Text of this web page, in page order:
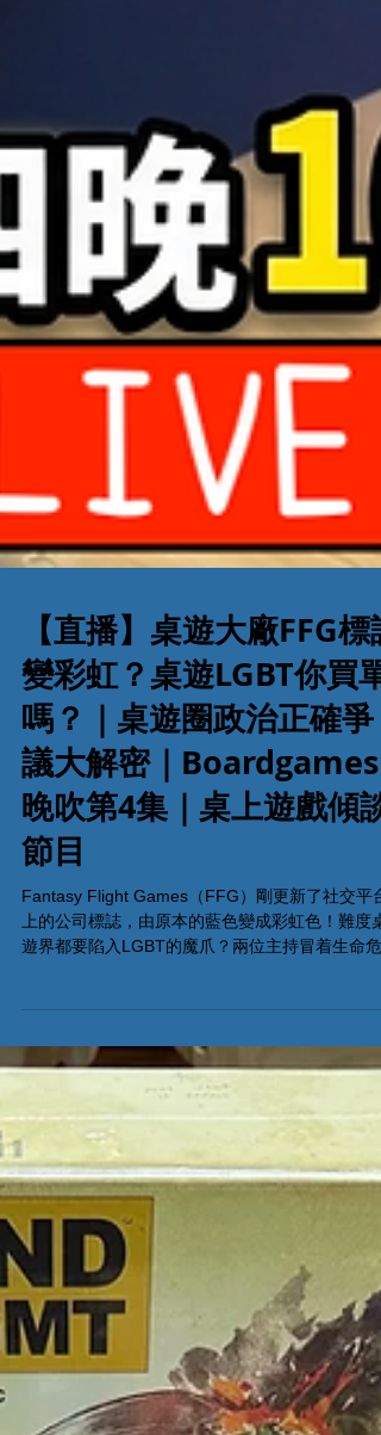
【直播】桌遊大廠FFG標誌
變彩虹？桌遊LGBT你買單
嗎？｜桌遊圈政治正確爭
議大解密｜Boardgames
節目
Fantasy Flight Games（FFG）剛更新了社交平台
上的公司標誌，由原本的藍色變成彩虹色！難度桌
遊界都要陷入LGBT的魔爪？兩位主持冒着生命危
險，與大家剖析桌遊圈子裡發生的政治正確事件，
齊來FF一下未來桌遊界發展，由主張DEI的公司將
會成為主流？ 主持：單田一，啊Kin 直播時間：6
4日晚上10時正 直播連結：
https://youtube.com/live/u6ygQVV2KEE?
feature=share 節目內容: 桌遊圈政治正確爭議以及
桌遊界未來會由DEI 政策公司掌權嗎？ *直播內容
為主持人主觀感受分享，只供大家參考。